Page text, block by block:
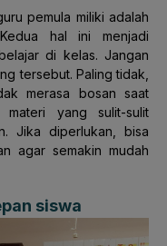
pemula miliki adalah
hal ini menjadi
di kelas. Jangan
tersebut. Paling tidak,
merasa bosan saat
materi yang sulit-sulit
Jika diperlukan, bisa
agar semakin mudah
siswa